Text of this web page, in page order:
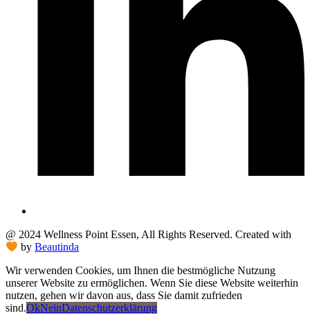
@ 2024 Wellness Point Essen, All Rights Reserved. Created with
byBeautinda
Wir verwenden Cookies, um Ihnen die bestmögliche Nutzung
unserer Website zu ermöglichen. Wenn Sie diese Website weiterhin
nutzen, gehen wir davon aus, dass Sie damit zufrieden
sind.OkNeinDatenschutzerklärung